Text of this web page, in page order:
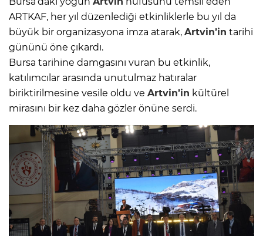
ARTKAF, her yıl düzenlediği etkinliklerle bu yıl da
büyük bir organizasyona imza atarak, Artvin’in tarihi
gününü öne çıkardı.
Bursa tarihine damgasını vuran bu etkinlik,
katılımcılar arasında unutulmaz hatıralar
biriktirilmesine vesile oldu ve Artvin’in kültürel
mirasını bir kez daha gözler önüne serdi.